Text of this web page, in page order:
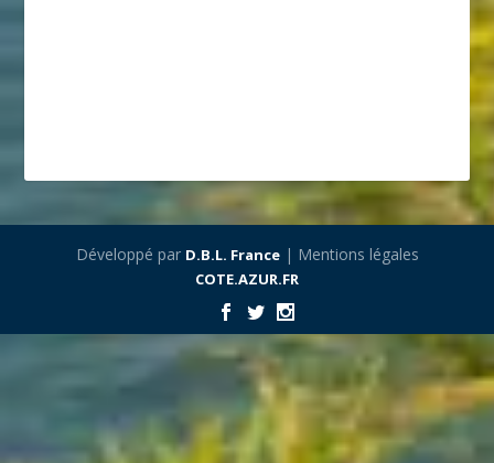
Développé par D.B.L. France| Mentions légales
COTE.AZUR.FR